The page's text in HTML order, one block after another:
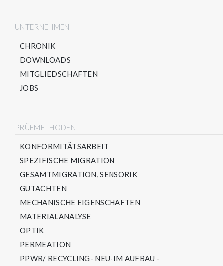
UNTERNEHMEN
CHRONIK
DOWNLOADS
MITGLIEDSCHAFTEN
JOBS
PRÜFMETHODEN
KONFORMITÄTSARBEIT
SPEZIFISCHE MIGRATION
GESAMTMIGRATION, SENSORIK
GUTACHTEN
MECHANISCHE EIGENSCHAFTEN
MATERIALANALYSE
OPTIK
PERMEATION
PPWR/ RECYCLING- NEU-IM AUFBAU -